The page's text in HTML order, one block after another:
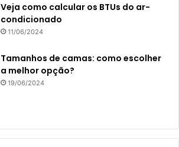
Veja como calcular os BTUs do ar-
condicionado
11/06/2024
Tamanhos de camas: como escolher
a melhor opção?
19/06/2024